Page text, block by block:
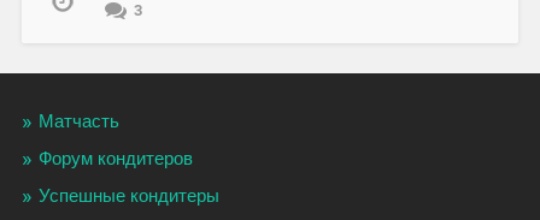
3
Матчасть
Форум кондитеров
Успешные кондитеры